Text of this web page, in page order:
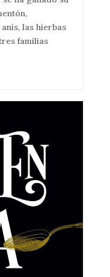
las hierbas
familias